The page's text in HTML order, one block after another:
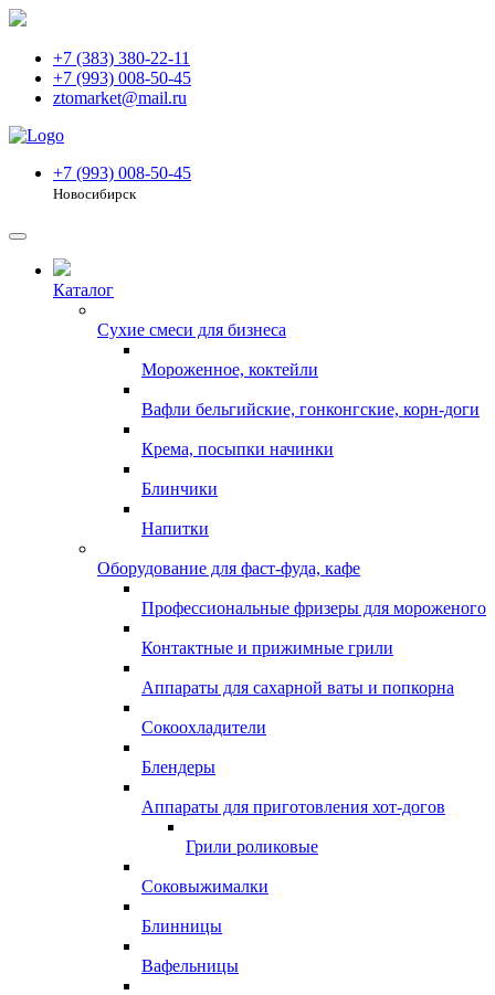
+7 (383) 380-22-11
+7 (993) 008-50-45
ztomarket@mail.ru
+7 (993) 008-50-45
Новосибирск
Каталог
Сухие смеси для бизнеса
Мороженное, коктейли
Вафли бельгийские, гонконгские, корн-доги
Крема, посыпки начинки
Блинчики
Напитки
Оборудование для фаст-фуда, кафе
Профессиональные фризеры для мороженого
Контактные и прижимные грили
Аппараты для сахарной ваты и попкорна
Сокоохладители
Блендеры
Аппараты для приготовления хот-догов
Грили роликовые
Соковыжималки
Блинницы
Вафельницы